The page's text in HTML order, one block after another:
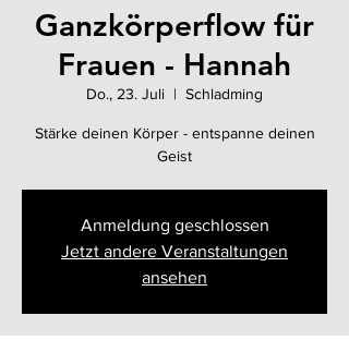
Ganzkörperflow für
Frauen - Hannah
Do., 23. Juli
  |
Schladming
Stärke deinen Körper - entspanne deinen
Geist
Anmeldung geschlossen
Jetzt andere Veranstaltungen
ansehen